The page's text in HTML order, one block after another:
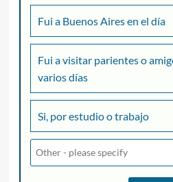
Fui a Buenos Aires en el día
Fui a visitar parientes o
varios días
Si, por estudio o trabajo